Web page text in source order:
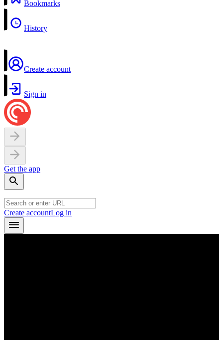
Bookmarks
History
Create account
Sign in
Get the app
Create accountLog in